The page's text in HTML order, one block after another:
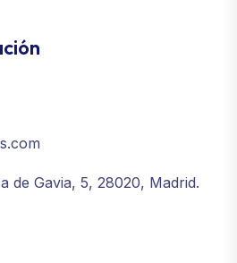
de Gavia, 5, 28020, Madrid.